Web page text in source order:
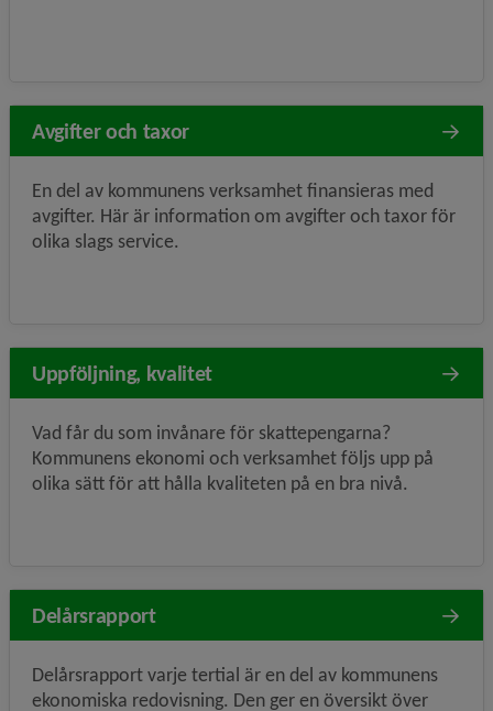
Avgifter och taxor
En del av kommunens verksamhet finansieras med
avgifter. Här är information om avgifter och taxor för
olika slags service.
Uppföljning, kvalitet
Vad får du som invånare för skattepengarna?
Kommunens ekonomi och verksamhet följs upp på
olika sätt för att hålla kvaliteten på en bra nivå.
Delårsrapport
Delårsrapport varje tertial är en del av kommunens
ekonomiska redovisning. Den ger en översikt över